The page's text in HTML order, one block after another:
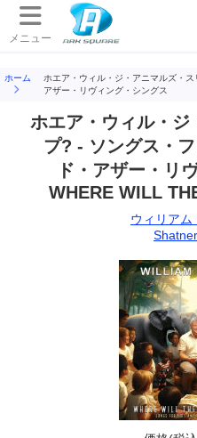
メニュー
ホーム
ホエア・ウィル・ジ・アニマルズ・
アザー・リヴィング・シングス
ホエア・ウィル・ジ
プ? - ソングス・
ド・アザー・リ
WHERE WILL
ウィリアム